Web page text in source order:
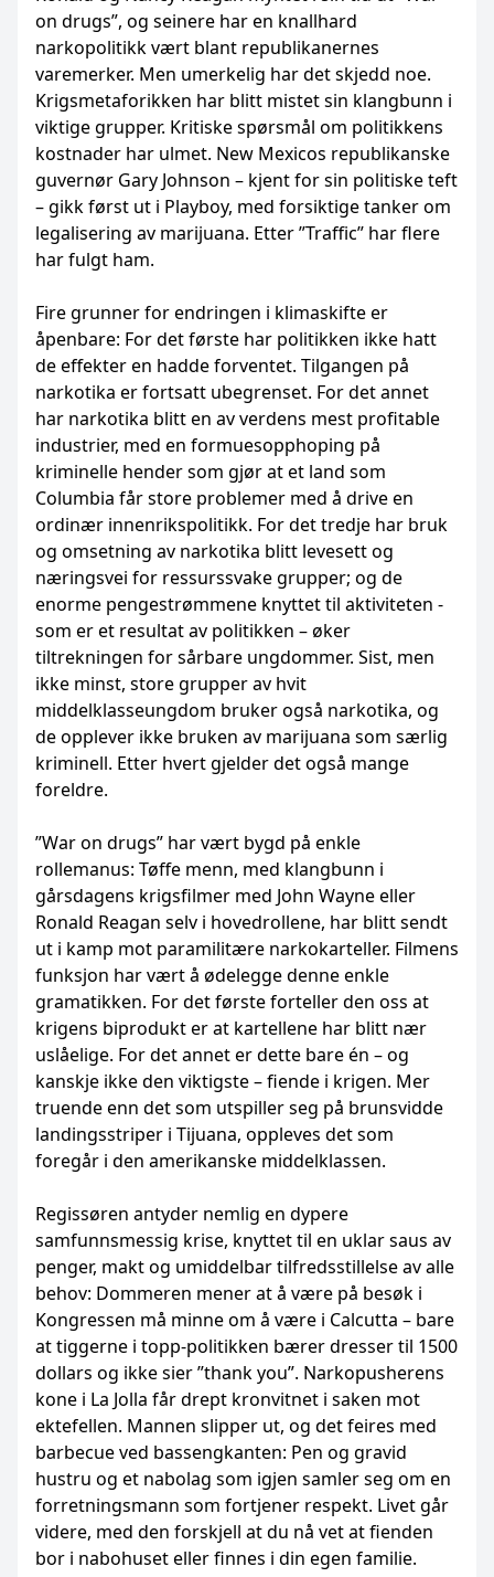
on drugs”, og seinere har en knallhard
narkopolitikk vært blant republikanernes
varemerker. Men umerkelig har det skjedd noe.
Krigsmetaforikken har blitt mistet sin klangbunn i
viktige grupper. Kritiske spørsmål om politikkens
kostnader har ulmet. New Mexicos republikanske
guvernør Gary Johnson – kjent for sin politiske teft
– gikk først ut i Playboy, med forsiktige tanker om
legalisering av marijuana. Etter ”Traffic” har flere
har fulgt ham.
Fire grunner for endringen i klimaskifte er
åpenbare: For det første har politikken ikke hatt
de effekter en hadde forventet. Tilgangen på
narkotika er fortsatt ubegrenset. For det annet
har narkotika blitt en av verdens mest profitable
industrier, med en formuesopphoping på
kriminelle hender som gjør at et land som
Columbia får store problemer med å drive en
ordinær innenrikspolitikk. For det tredje har bruk
og omsetning av narkotika blitt levesett og
næringsvei for ressurssvake grupper; og de
enorme pengestrømmene knyttet til aktiviteten -
som er et resultat av politikken – øker
tiltrekningen for sårbare ungdommer. Sist, men
ikke minst, store grupper av hvit
middelklasseungdom bruker også narkotika, og
de opplever ikke bruken av marijuana som særlig
kriminell. Etter hvert gjelder det også mange
foreldre.
”War on drugs” har vært bygd på enkle
rollemanus: Tøffe menn, med klangbunn i
gårsdagens krigsfilmer med John Wayne eller
Ronald Reagan selv i hovedrollene, har blitt sendt
ut i kamp mot paramilitære narkokarteller. Filmens
funksjon har vært å ødelegge denne enkle
gramatikken. For det første forteller den oss at
krigens biprodukt er at kartellene har blitt nær
uslåelige. For det annet er dette bare én – og
kanskje ikke den viktigste – fiende i krigen. Mer
truende enn det som utspiller seg på brunsvidde
landingsstriper i Tijuana, oppleves det som
foregår i den amerikanske middelklassen.
Regissøren antyder nemlig en dypere
samfunnsmessig krise, knyttet til en uklar saus av
penger, makt og umiddelbar tilfredsstillelse av alle
behov: Dommeren mener at å være på besøk i
Kongressen må minne om å være i Calcutta – bare
at tiggerne i topp-politikken bærer dresser til 1500
dollars og ikke sier ”thank you”. Narkopusherens
kone i La Jolla får drept kronvitnet i saken mot
ektefellen. Mannen slipper ut, og det feires med
barbecue ved bassengkanten: Pen og gravid
hustru og et nabolag som igjen samler seg om en
forretningsmann som fortjener respekt. Livet går
videre, med den forskjell at du nå vet at fienden
bor i nabohuset eller finnes i din egen familie.